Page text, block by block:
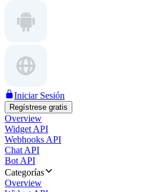
Iniciar Sesión
Regístrese gratis
Overview
Widget API
Webhooks API
Chat API
Bot API
Categorías
Overview